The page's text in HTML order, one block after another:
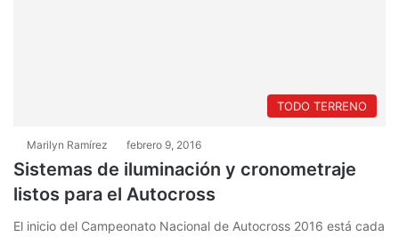
TODO TERRENO
Marilyn Ramírez febrero 9, 2016
Sistemas de iluminación y cronometraje
listos para el Autocross
El inicio del Campeonato Nacional de Autocross 2016 está cada